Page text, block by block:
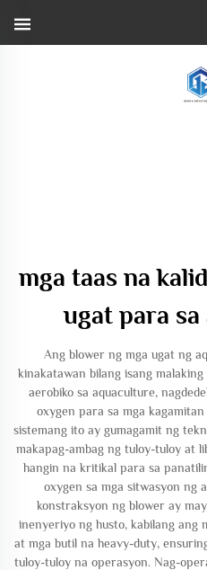
mga taas na
ugat para
Ang blower ng mga ugat ng
kinakatawan bilang isang
aerobiko sa aquaculture,
oxygen para sa mga
sistemang ito ay gumagamit ng
makapag-ambag ng tuloy-tuloy at
hangin na kritikal para sa
oxygen sa mga sitwasyon ng
konstraksyon ng blower ay
inenyeriyo ng husto, kabilang ang
at mga butil na heavy-duty,
tuloy-tuloy na operasyon. Nag-